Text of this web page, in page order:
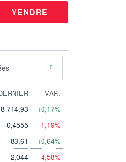
VENDRE
VAR.
8 714,93 +0,17%
0,4555 -1,19%
83,61 +0,64%
2,044 -4,58%